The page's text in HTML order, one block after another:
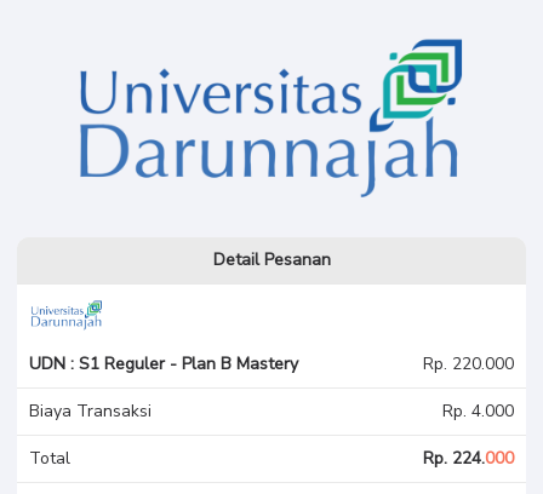
Detail Pesanan
UDN : S1 Reguler - Plan B Mastery Rp. 220.000
Biaya Transaksi Rp. 4.000
Total Rp. 224.000